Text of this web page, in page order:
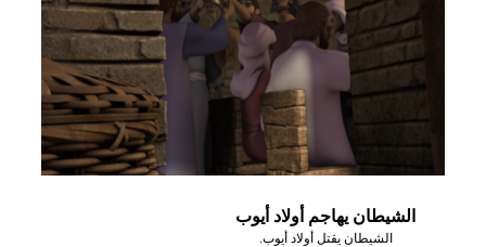
الشيطان يهاجم أولاد أيوب
الشيطان يقتل أولاد أيوب.